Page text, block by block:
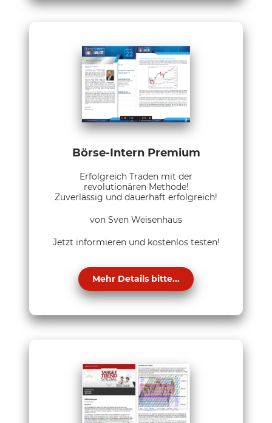
Börse-Intern Premium
Erfolgreich Traden mit der
revolutionären Methode!
Zuverlässig und dauerhaft erfolgreich!
von Sven Weisenhaus
Jetzt informieren und kostenlos testen!
Mehr Details bitte...